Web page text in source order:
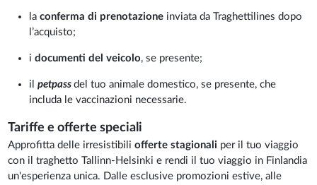
laconferma di prenotazione inviata da Traghettilines dopo
l’acquisto;
i documenti del veicolo, se presente;
ilpetpassdel tuo animale domestico, se presente, che
includa le vaccinazioni necessarie.
Tariffe e offerte speciali
Approfitta delle irresistibiliofferte stagionali per il tuo viaggio
con il traghetto Tallinn-Helsinki e rendi il tuo viaggio in Finlandia
un'esperienza unica. Dalle esclusive promozioni estive, alle